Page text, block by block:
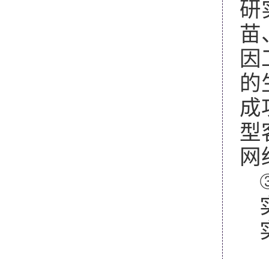
研
苗
因
的
成
型
网